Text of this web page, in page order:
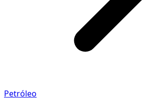
Petróleo